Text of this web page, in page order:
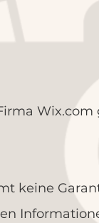
Wix.com
keine